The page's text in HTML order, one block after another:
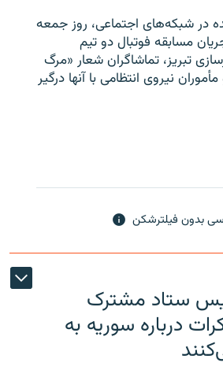
در شبکه‌های اجتماعی، روز جمعه
مسابقه فوتبال دو تیم
تبریز، تماشاگران شعار «مرگ
نیروی انتظامی با آنها درگیر
بدون فیلترشکن
ستاد مشترک
درباره سوریه به